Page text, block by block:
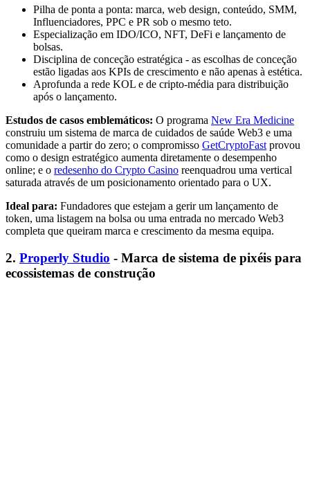
Pilha de ponta a ponta: marca, web design, conteúdo, SMM,
Influenciadores, PPC e PR sob o mesmo teto.
Especialização em IDO/ICO, NFT, DeFi e lançamento de
bolsas.
Disciplina de conceção estratégica - as escolhas de conceção
estão ligadas aos KPIs de crescimento e não apenas à estética.
Aprofunda a rede KOL e de cripto-média para distribuição
após o lançamento.
Estudos de casos emblemáticos: O programa New Era Medicine
construiu um sistema de marca de cuidados de saúde Web3 e uma
comunidade a partir do zero; o compromisso GetCryptoFast provou
como o design estratégico aumenta diretamente o desempenho
online; e o redesenho do Crypto Casino reenquadrou uma vertical
saturada através de um posicionamento orientado para o UX.
Ideal para: Fundadores que estejam a gerir um lançamento de
token, uma listagem na bolsa ou uma entrada no mercado Web3
completa que queiram marca e crescimento da mesma equipa.
2. Properly Studio - Marca de sistema de pixéis para
ecossistemas de construção